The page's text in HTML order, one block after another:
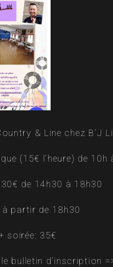
& Line chez B’J
(15€ l’heure) de 10h
de 14h30 à 18h30
à partir de 18h30
soirée: 35€
bulletin d’inscription